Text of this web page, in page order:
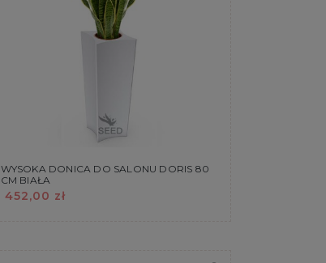
WYSOKA DONICA DO SALONU DORIS 80
CM BIAŁA
452,00 zł